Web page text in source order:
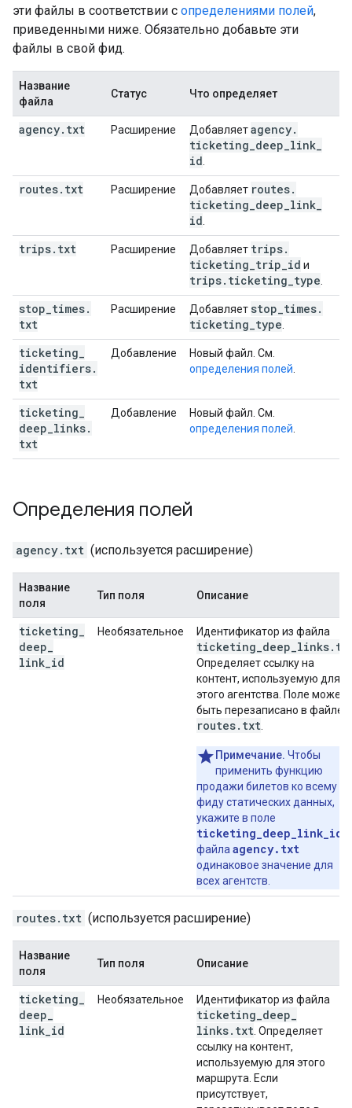
эти файлы в соответствии с определениями полей,
приведенными ниже. Обязательно добавьте эти
файлы в свой фид.
Название
файла
Статус Что определяет
agency. txt Расширение Добавляетagency.
ticketing deep link
id
routes. txt Расширение Добавляет routes.
ticketing deep link
id
trips. txt Расширение Добавляет trips.
ticketing trip id и
trips. ticketing type
stop times.
txt
Расширение Добавляет stop times.
ticketing type
ticketing
identifiers.
txt
Добавление
Новый файл. См.
определения полей
ticketing
deep links.
txt
Добавление
Новый файл. См.
определения полей
Определения полей
agency.txt (используется расширение)
Название
поля
Тип поля Описание
ticketing
deep
link id
Необязательное Идентификатор из файла
Определяет ссылку на
контент, используемую для
этого агентства. Поле может
быть перезаписано в файле
routes.txt
Примечание. Чтобы
применить функцию
продажи билетов ко всему
фиду статических данных,
укажите в поле
ticketing_deep_link_id
файла agency.txt
одинаковое значение для
всех агентств.
routes.txt (используется расширение)
Название
поля
Тип поля Описание
ticketing
deep
link id
Необязательное Идентификатор из файла
ticketing deep
links. txt . Определяет
ссылку на контент,
используемую для этого
маршрута. Если
присутствует,